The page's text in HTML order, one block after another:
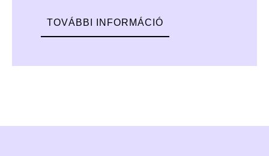
TOVÁBBI INFORMÁCIÓ